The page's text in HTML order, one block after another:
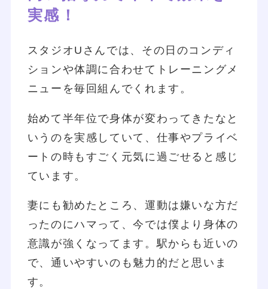
実感！
スタジオUさんでは、その日のコンディ
ションや体調に合わせてトレーニングメ
ニューを毎回組んでくれます。
始めて半年位で身体が変わってきたなと
いうのを実感していて、仕事やプライベ
ートの時もすごく元気に過ごせると感じ
ています。
妻にも勧めたところ、運動は嫌いな方だ
ったのにハマって、今では僕より身体の
意識が強くなってます。駅からも近いの
で、通いやすいのも魅力的だと思いま
す。